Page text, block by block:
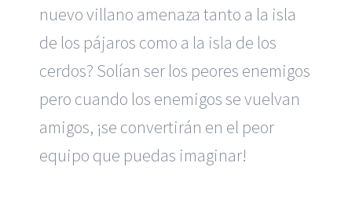
nuevo villano amenaza tanto a la isla
de los pájaros como a la isla de los
cerdos? Solían ser los peores enemigos
pero cuando los enemigos se vuelvan
amigos, ¡se convertirán en el peor
equipo que puedas imaginar!